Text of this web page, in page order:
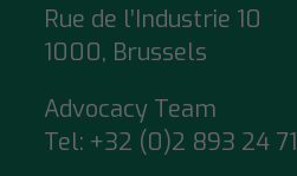
Rue de l’Industrie 10
1000, Brussels
Advocacy Team
Tel: +32 (0)2 893 24 71